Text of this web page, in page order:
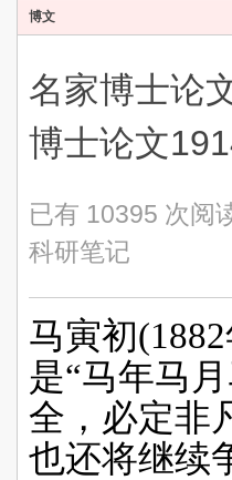
博文
名家博士论
博士论文
已有 10395 次阅
科研笔记
马寅初(1882
是“马年马
全，必定非
也还将继续